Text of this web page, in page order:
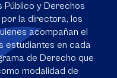
Público y Derechos
la directora, los
acompañan el
estudiantes en cada
de Derecho que
modalidad de